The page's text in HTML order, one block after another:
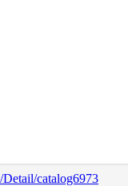
catalog6973